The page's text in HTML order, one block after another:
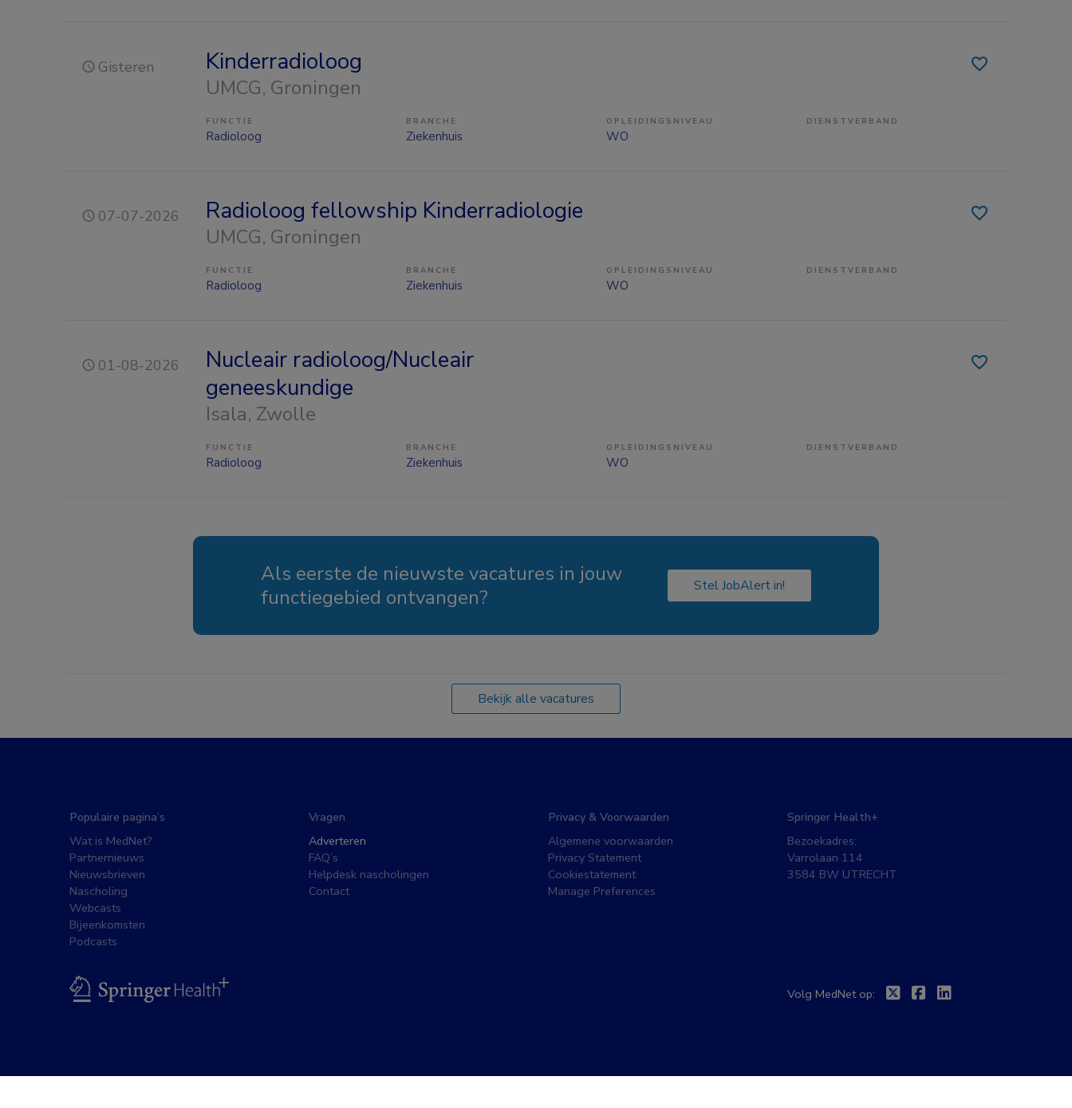
Gisteren Kinderradioloog
UMCG, Groningen
FUNCTIE
Radioloog
BRANCHE
Ziekenhuis
OPLEIDINGSNIVEAU
WO
DIENSTVERBAND
07-07-2026 Radioloog fellowship Kinderradiologie
UMCG, Groningen
FUNCTIE
Radioloog
BRANCHE
Ziekenhuis
OPLEIDINGSNIVEAU
WO
DIENSTVERBAND
01-08-2026
Nucleair radioloog/Nucleair
geneeskundige
Isala, Zwolle
FUNCTIE
Radioloog
BRANCHE
Ziekenhuis
OPLEIDINGSNIVEAU
WO
DIENSTVERBAND
Als eerste de nieuwste vacatures in jouw
functiegebied ontvangen?
Stel JobAlert in!
Bekijk alle vacatures
Populaire pagina’s
Wat is MedNet?
Partnernieuws
Nieuwsbrieven
Nascholing
Webcasts
Bijeenkomsten
Podcasts
Vragen
Adverteren
FAQ’s
Helpdesk nascholingen
Contact
Privacy & Voorwaarden
Algemene voorwaarden
Privacy Statement
Cookiestatement
Manage Preferences
Springer Health+
Bezoekadres:
Varrolaan 114
3584 BW UTRECHT
BSL
Volg MedNet op: TwitterFacebook
Linkedin